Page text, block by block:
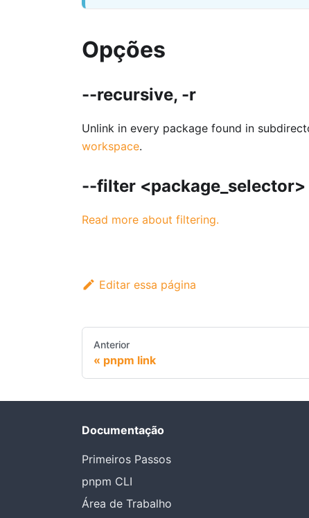
Opções
--recursive, -r
Unlink in every package found in
workspace.
--filter <package_selector>
Read more about filtering.
Editar essa página
Anterior
pnpm link
Documentação
Primeiros Passos
pnpm CLI
Área de Trabalho